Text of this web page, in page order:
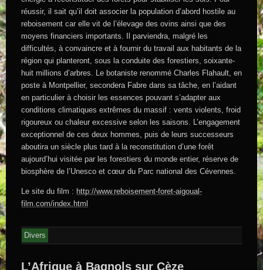
réussir, il sait qu’il doit associer la population d’abord hostile au
reboisement car elle vit de l’élevage des ovins ainsi que des
moyens financiers importants. Il parviendra, malgré les
difficultés, à convaincre et à fournir du travail aux habitants de la
région qui planteront, sous la conduite des forestiers, soixante-
huit millions d’arbres. Le botaniste renommé Charles Flahault, en
poste à Montpellier, secondera Fabre dans sa tâche, en l’aidant
en particulier à choisir les essences pouvant s’adapter aux
conditions climatiques extrêmes du massif : vents violents, froid
rigoureux ou chaleur excessive selon les saisons. L’engagement
exceptionnel de ces deux hommes, puis de leurs successeurs
aboutira un siècle plus tard à la reconstitution d’une forêt
aujourd’hui visitée par les forestiers du monde entier, réserve de
biosphère de l’Unesco et cœur du Parc national des Cévennes.
Le site du film : http://www.reboisement-foret-aigoual-
film.com/index.html
Divers
L’Afrique à Bagnols sur Cèze